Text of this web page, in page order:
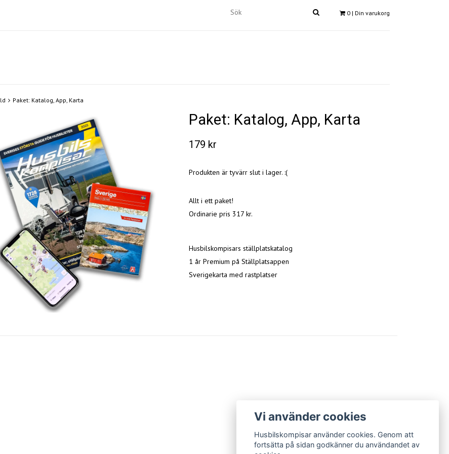
0 | Din varukorg
Paket: Katalog, App, Karta
Paket: Katalog, App, Karta
179 kr
Produkten är tyvärr slut i lager. :(
Allt i ett paket!
Ordinarie pris 317 kr.
Husbilskompisars ställplatskatalog
1 år Premium på Ställplatsappen
Sverigekarta med rastplatser
Vi använder cookies
Husbilskompisar använder cookies. Genom att
fortsätta på sidan godkänner du användandet av